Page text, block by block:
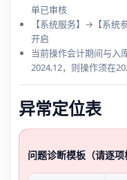
单已审核
【系统服务】→【系统
开启
当前操作会计期间与入
2024.12，则操作须在
异常定位表
问题诊断模板（请逐项